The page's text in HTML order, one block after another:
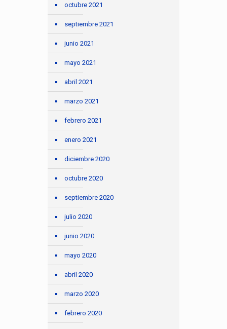
octubre 2021
septiembre 2021
junio 2021
mayo 2021
abril 2021
marzo 2021
febrero 2021
enero 2021
diciembre 2020
octubre 2020
septiembre 2020
julio 2020
junio 2020
mayo 2020
abril 2020
marzo 2020
febrero 2020